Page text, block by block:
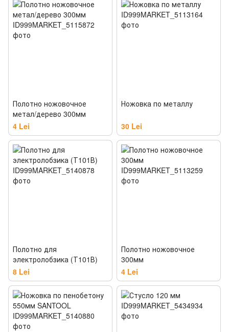
Полотно ножовочное
метал/дерево 300мм
4 Lei
Ножовка по металлу
30 Lei
Полотно для
электролобзика (Т101В)
8 Lei
Полотно ножовочное
300мм
4 Lei